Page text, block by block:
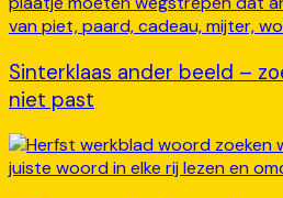
Sinterklaas ander beeld –
niet past